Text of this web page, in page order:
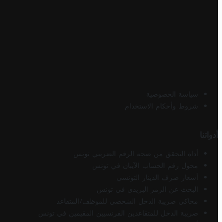
سياسة الخصوصية
شروط وأحكام الاستخدام
أدواتنا
أداة التحقق من صحة الرقم الضريبي تونس
محول رقم الحساب الآيبان في تونس
أسعار صرف الدينار التونسي
البحث عن الرمز البريدي في تونس
محاكي ضريبة الدخل الشخصي للموظف/المتقاعد
ضريبة الدخل للمتقاعدين الفرنسيين المقيمين في تونس